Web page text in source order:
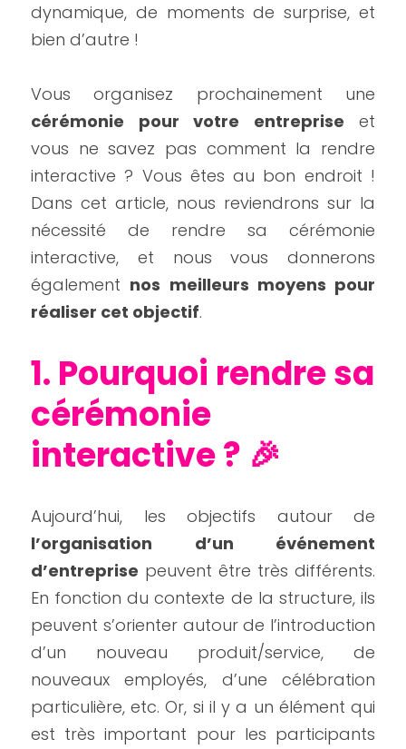
dynamique, de moments de surprise, et
bien d’autre !
cérémonie pour votre entreprise et
vous ne savez pas comment la rendre
interactive ? Vous êtes au bon endroit !
Dans cet article, nous reviendrons sur la
nécessité de rendre sa cérémonie
interactive, et nous vous donnerons
également nos meilleurs moyens pour
réaliser cet objectif.
1. Pourquoi rendre sa
cérémonie
interactive ? 🎉
l’organisation d’un événement
d’entreprise peuvent être très différents.
En fonction du contexte de la structure, ils
peuvent s’orienter autour de l’introduction
d’un nouveau produit/service, de
nouveaux employés, d’une célébration
particulière, etc. Or, si il y a un élément qui
est très important pour les participants